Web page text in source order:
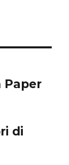
Paper
di